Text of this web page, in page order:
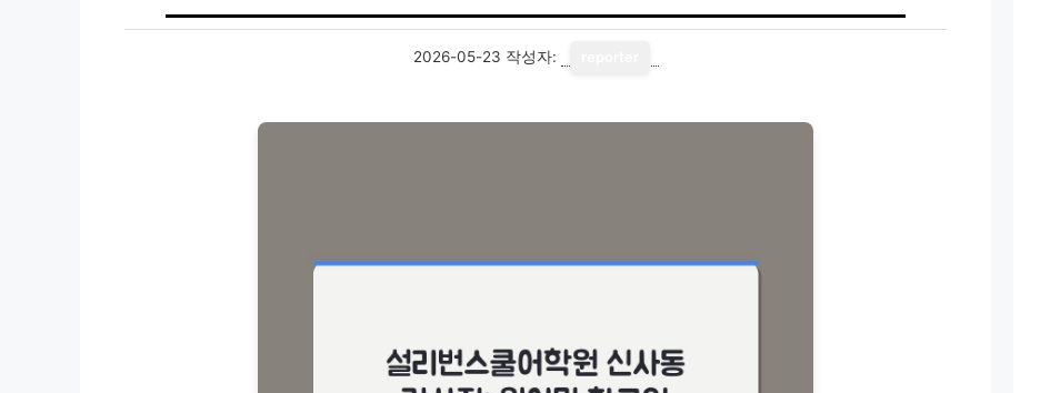
2026-05-23 작성자: